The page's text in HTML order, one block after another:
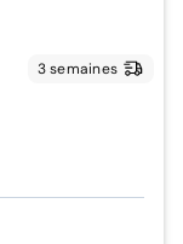
3 semaines